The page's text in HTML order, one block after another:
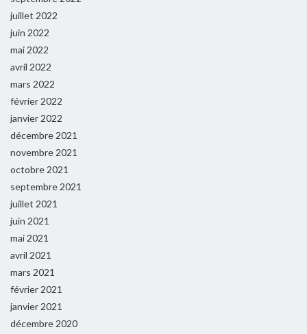
juillet 2022
juin 2022
mai 2022
avril 2022
mars 2022
février 2022
janvier 2022
décembre 2021
novembre 2021
octobre 2021
septembre 2021
juillet 2021
juin 2021
mai 2021
avril 2021
mars 2021
février 2021
janvier 2021
décembre 2020